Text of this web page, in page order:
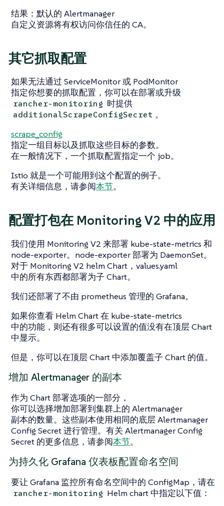
结果 ：默认的 Alertmanager
自定义资源将有权访问你信任的 CA。
其它抓取配置
如果无法通过 ServiceMonitor 或 PodMonitor
指定你想要的抓取配置，你可以在部署或升级
rancher-monitoring 时提供
additionalScrapeConfigSecret 。
scrape_config
指定一组目标以及抓取这些目标的参数。
在一般情况下，一个抓取配置指定一个 job。
Istio 就是一个可能用到这个配置的例子。
有关详细信息，请参阅本节。
配置打包在 Monitoring V2 中的应用
我们使用 Monitoring V2 来部署 kube-state-metrics 和
node-exporter。node-exporter 部署为 DaemonSet。
对于 Monitoring V2 helm Chart，values.yaml
中的所有东西都部署为子 Chart。
我们还部署了不由 prometheus 管理的 Grafana。
如果你查看 Helm Chart 在 kube-state-metrics
中的功能，则还有很多可以设置的值没有在顶层 Chart
中显示。
但是，你可以在顶层 Chart 中添加覆盖子 Chart 的值。
增加 Alertmanager 的副本
作为 Chart 部署选项的一部分，
你可以选择增加部署到集群上的 Alertmanager
副本的数量。这些副本使用相同的底层 Alertmanager
Config Secret 进行管理。有关 Alertmanager Config
Secret 的更多信息，请参阅本节。
为持久化 Grafana 仪表板配置命名空间
要让 Grafana 监控所有命名空间中的 ConfigMap，请在
rancher-monitoring Helm chart 中指定以下值：